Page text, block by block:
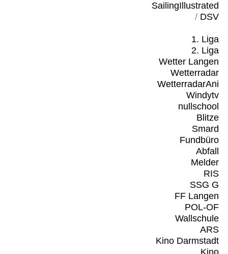
SailingIllustrated
/ DSV
1. Liga
2. Liga
Wetter Langen
Wetterradar
WetterradarAni
Windytv
nullschool
Blitze
Smard
Fundbüro
Abfall
Melder
RIS
SSG G
FF Langen
POL-OF
Wallschule
ARS
Kino Darmstadt
Kino